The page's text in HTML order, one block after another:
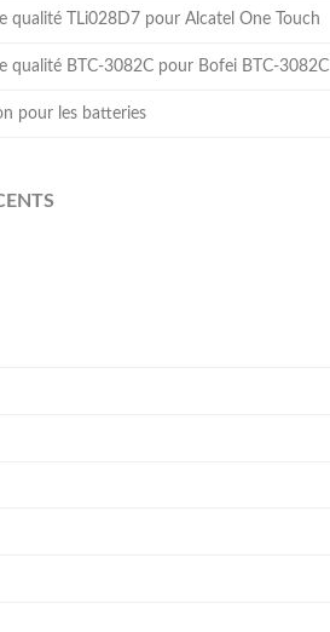
qualité TLi028D7 pour Alcatel One Touch
qualité BTC-3082C pour Bofei BTC-3082C
pour les batteries